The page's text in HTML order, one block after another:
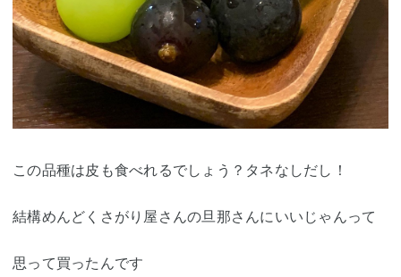
この品種は皮も食べれるでしょう？タネなしだし！
結構めんどくさがり屋さんの旦那さんにいいじゃんって
思って買ったんです